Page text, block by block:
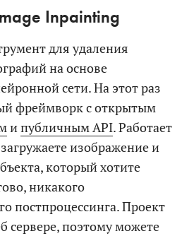
Inpainting
для удаления
на основе
сети. На этот раз
фреймворк с открытым
ипубличным API. Работает
изображение и
который хотите
никакого
постпроцессинга. Проект
сервере, поэтому можете